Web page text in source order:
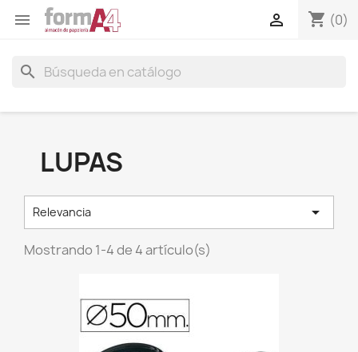
 shopping_cart (0)

search
LUPAS
Relevancia 
Mostrando 1-4 de 4 artículo(s)